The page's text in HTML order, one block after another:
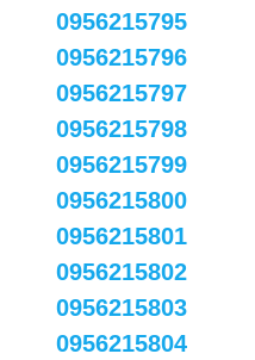
0956215795
0956215796
0956215797
0956215798
0956215799
0956215800
0956215801
0956215802
0956215803
0956215804